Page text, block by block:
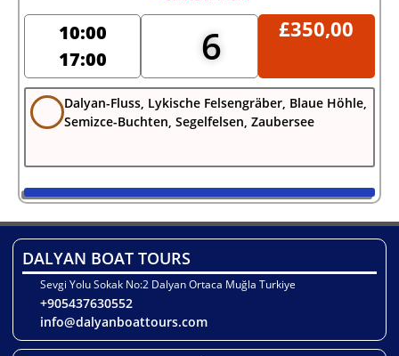
10:00
17:00
6 £350,00
Dalyan-Fluss, Lykische Felsengräber, Blaue Höhle,
Semizce-Buchten, Segelfelsen, Zaubersee
DALYAN BOAT TOURS
Sevgi Yolu Sokak No:2 Dalyan Ortaca Muğla Turkiye
+905437630552
info@dalyanboattours.com